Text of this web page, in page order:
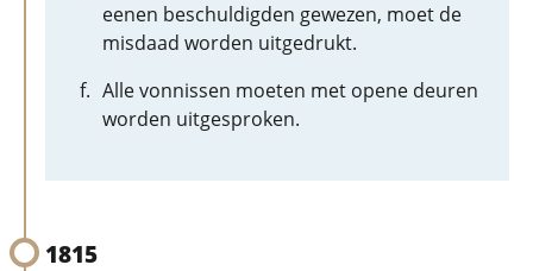
eenen beschuldigden gewezen, moet de
misdaad worden uitgedrukt.
Alle vonnissen moeten met opene deuren
worden uitgesproken.
1815